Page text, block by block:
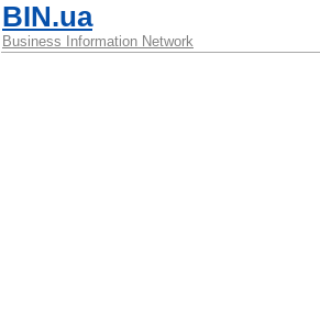
BIN.ua
Business Information Network